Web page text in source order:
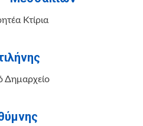
Κτίρια
Δημαρχείο